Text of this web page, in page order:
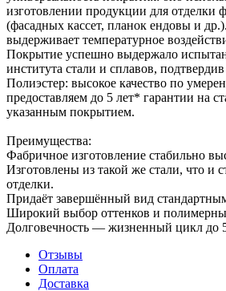
изготовлении продукции для отделки
(фасадных кассет, планок ендовы и
выдерживает температурное
Покрытие успешно выдержало
института стали и сплавов, подтвердив
Полиэстер: высокое качество по
предоставляем до 5 лет* гарантии на
указанным покрытием.
Преимущества:
Фабричное изготовление стабильно
Изготовлены из такой же стали, что и
отделки.
Придаёт завершённый вид
Широкий выбор оттенков и
Долговечность — жизненный цикл до
Отзывы
Оплата
Доставка